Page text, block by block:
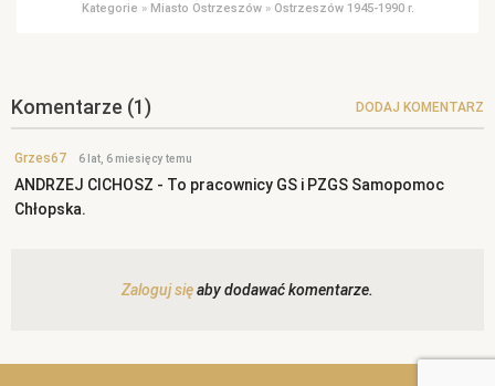
Kategorie » Miasto Ostrzeszów» Ostrzeszów 1945-1990 r.
Komentarze (1) DODAJ KOMENTARZ
Grzes67 6 lat, 6 miesięcy temu
ANDRZEJ CICHOSZ - To pracownicy GS i PZGS Samopomoc
Chłopska.
Zaloguj sięaby dodawać komentarze.